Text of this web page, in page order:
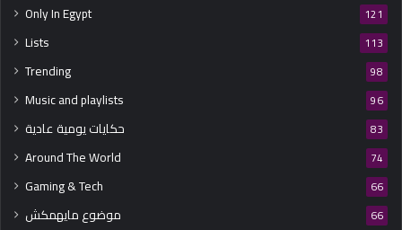
Only In Egypt 121
Lists 113
Trending 98
Music and playlists 96
حكايات يومية عادية 83
Around The World 74
Gaming & Tech 66
موضوع مايهمكش 66